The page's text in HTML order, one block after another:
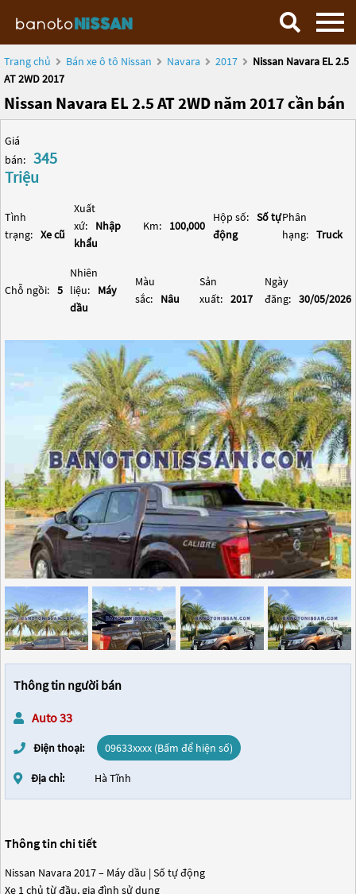
Trang chủ Bán xe ô tô Nissan Navara 2017
Nissan Navara EL 2.5
AT 2WD 2017
Nissan Navara EL 2.5 AT 2WD năm 2017 cần bán
Giá
bán: 345
Triệu
Tình
trạng: Xe cũ
Xuất
xứ:
Nhập
khẩu
Km: 100,000
Hộp số: Số tự
động
Phân
hạng: Truck
Chỗ ngồi: 5
Nhiên
liệu:
Máy
dầu
Màu
sắc:
Nâu
Sản
xuất: 2017
Ngày
đăng: 30/05/2026
Thông tin người bán
Auto 33
Điện thoại: 09633xxxx (Bấm để hiện số)
Địa chỉ: Hà Tĩnh
Thông tin chi tiết
Nissan Navara 2017 – Máy dầu | Số tự động
Xe 1 chủ từ đầu, gia đình sử dụng